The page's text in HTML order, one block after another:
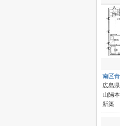
南区
広島
山陽
新築